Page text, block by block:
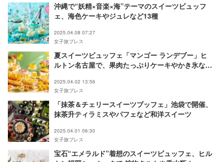
沖縄で“妖精×音楽×海”テーマのスイーツビュッフ
ェ、海色ケーキやジュレなど13種
2025.04.08 07:27
女子旅プレス
夏スイーツビュッフェ「マンゴー ランデブー」ヒ
ルトン名古屋で、果肉たっぷりケーキやかき氷など
2025.04.02 13:56
女子旅プレス
「抹茶＆チェリースイーツブッフェ」池袋で開催、
抹茶升ティラミスやパフェなど和洋スイーツ
2025.04.01 06:30
女子旅プレス
宝石“エメラルド”着想のスイーツビュッフェ、ヒル